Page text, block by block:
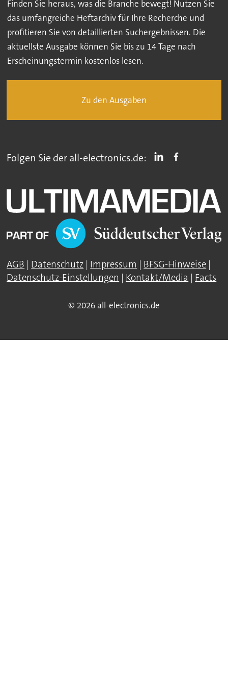
Finden Sie heraus, was die Branche bewegt! Nutzen Sie
das umfangreiche Heftarchiv für Ihre Recherche und
profitieren Sie von detaillierten Suchergebnissen. Die
aktuellste Ausgabe können Sie bis zu 14 Tage nach
Erscheinungstermin kostenlos lesen.
Zu den Ausgaben
Folgen Sie der all-electronics.de:
AGB | Datenschutz | Impressum | BFSG-Hinweise |
Datenschutz-Einstellungen | Kontakt/Media | Facts
© 2026 all-electronics.de